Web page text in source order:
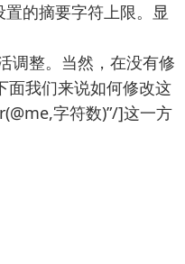
的摘要字符上限。显
调整。当然，在没有修
面我们来说如何修改这
字符数)”/]这一方